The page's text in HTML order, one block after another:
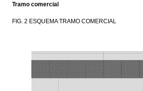
Tramo comercial
FIG. 2 ESQUEMA TRAMO COMERCIAL